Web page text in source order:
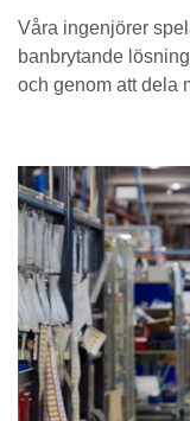
Våra ingenjörer
banbrytande
och genom att dela